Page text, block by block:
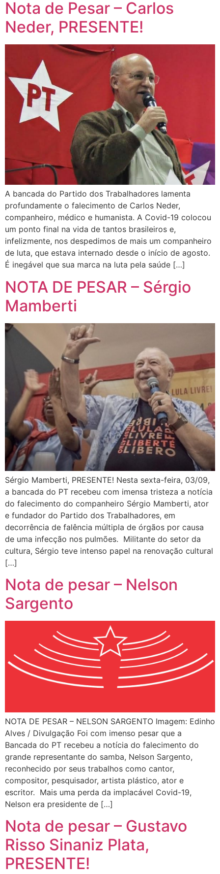
Nota de Pesar – Carlos
Neder, PRESENTE!
A bancada do Partido dos Trabalhadores lamenta
profundamente o falecimento de Carlos Neder,
companheiro, médico e humanista. A Covid-19 colocou
um ponto final na vida de tantos brasileiros e,
infelizmente, nos despedimos de mais um companheiro
de luta, que estava internado desde o início de agosto.
É inegável que sua marca na luta pela saúde […]
NOTA DE PESAR – Sérgio
Mamberti
Sérgio Mamberti, PRESENTE! Nesta sexta-feira, 03/09,
a bancada do PT recebeu com imensa tristeza a notícia
do falecimento do companheiro Sérgio Mamberti, ator
e fundador do Partido dos Trabalhadores, em
decorrência de falência múltipla de órgãos por causa
de uma infecção nos pulmões. Militante do setor da
cultura, Sérgio teve intenso papel na renovação cultural
[…]
Nota de pesar – Nelson
Sargento
NOTA DE PESAR – NELSON SARGENTO Imagem: Edinho
Alves / Divulgação Foi com imenso pesar que a
Bancada do PT recebeu a notícia do falecimento do
grande representante do samba, Nelson Sargento,
reconhecido por seus trabalhos como cantor,
compositor, pesquisador, artista plástico, ator e
escritor. Mais uma perda da implacável Covid-19,
Nelson era presidente de […]
Nota de pesar – Gustavo
Risso Sinaniz Plata,
PRESENTE!